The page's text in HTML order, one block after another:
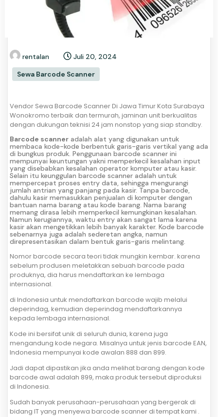
rentalan
Juli 20, 2024
Sewa Barcode Scanner
Vendor Sewa Barcode Scanner Di Jawa Timur Kota Surabaya
Wonokromo terbaik dan termurah, jaminan unit berkualitas
dengan dukungan teknisi 24 jam nonstop yang siap standby.
Barcode scanner adalah alat yang digunakan untuk
membaca kode-kode berbentuk garis-garis vertikal yang ada
di bungkus produk. Penggunaan barcode scanner ini
mempunyai keuntungan yakni memperkecil kesalahan input
yang disebabkan kesalahan operator komputer atau kasir.
Selain itu keunggulan barcode scanner adalah untuk
mempercepat proses entry data, sehingga mengurangi
jumlah antrian yang panjang pada kasir. Tanpa barcode,
dahulu kasir memasukkan penjualan di komputer dengan
bantuan nama barang atau kode barang. Nama barang
memang dirasa lebih memperkecil kemungkinan kesalahan.
Namun kerugiannya, waktu entry akan sangat lama karena
kasir akan mengetikkan lebih banyak karakter. Kode barcode
sebenarnya juga adalah sederetan angka, namun
direpresentasikan dalam bentuk garis-garis melintang.
Nomor barcode secara teori tidak mungkin kembar. karena
sebelum produsen meletakkan sebuah barcode pada
produknya, dia harus mendaftarkan ke lembaga
internasional.
di Indonesia untuk mendaftarkan barcode wajib melalui
deperindag, kemudian deperindag mendaftarkannya
kepada lembaga internasional.
Kode ini bersifat unik di seluruh dunia, karena juga
mengandung kode negara. Misalnya untuk jenis barcode EAN,
Indonesia mempunyai kode awalan 888 dan 899.
Jadi dapat dipastikan jika anda melihat barang dengan kode
barcode awal adalah 899, maka produk tersebut diproduksi
di Indonesia.
Sudah banyak perusahaan-perusahaan yang bergerak di
bidang IT yang menyewa barcode scanner di tempat kami .